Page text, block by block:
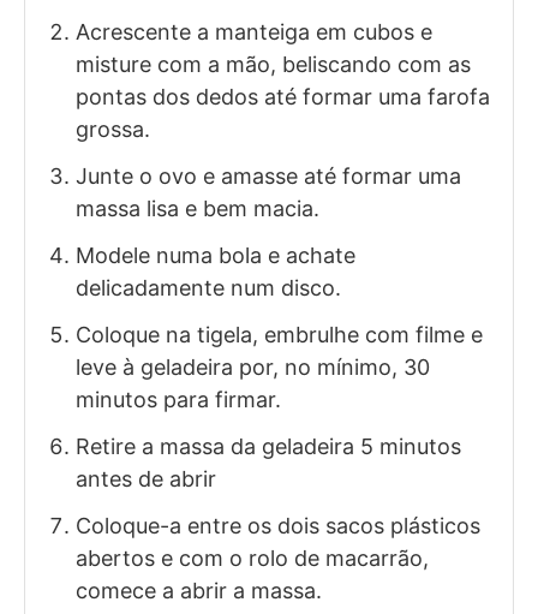
Acrescente a manteiga em cubos e
misture com a mão, beliscando com as
pontas dos dedos até formar uma farofa
grossa.
Junte o ovo e amasse até formar uma
massa lisa e bem macia.
Modele numa bola e achate
delicadamente num disco.
Coloque na tigela, embrulhe com filme e
leve à geladeira por, no mínimo, 30
minutos para firmar.
Retire a massa da geladeira 5 minutos
antes de abrir
Coloque-a entre os dois sacos plásticos
abertos e com o rolo de macarrão,
comece a abrir a massa.